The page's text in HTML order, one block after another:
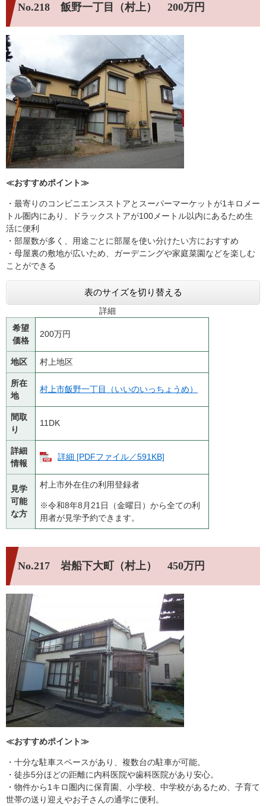
No.218 飯野一丁目（村上） 200万円
≪おすすめポイント≫
・最寄りのコンビニエンスストアとスーパーマーケットが1キロメー
トル圏内にあり、ドラックストアが100メートル以内にあるため生
活に便利
・部屋数が多く、用途ごとに部屋を使い分けたい方におすすめ
・母屋裏の敷地が広いため、ガーデニングや家庭菜園などを楽しむ
ことができる
表のサイズを切り替える
詳細
希望
価格
200万円
地区 村上地区
所在
地
村上市飯野一丁目（いいのいっちょうめ）
間取
り
11DK
詳細
情報
詳細 [PDFファイル／591KB]
見学
可能
な方
村上市外在住の利用登録者
※令和8年8月21日（金曜日）から全ての利
用者が見学予約できます。
No.217 岩船下大町（村上） 450万円
≪おすすめポイント≫
・十分な駐車スペースがあり、複数台の駐車が可能。
・徒歩5分ほどの距離に内科医院や歯科医院があり安心。
・物件から1キロ圏内に保育園、小学校、中学校があるため、子育て
世帯の送り迎えやお子さんの通学に便利。